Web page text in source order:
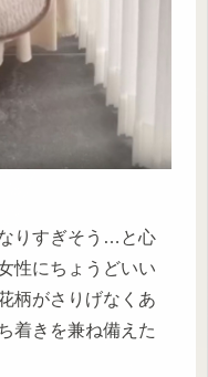
りすぎそう…と心
性にちょうどいい
柄がさりげなくあ
着きを兼ね備えた